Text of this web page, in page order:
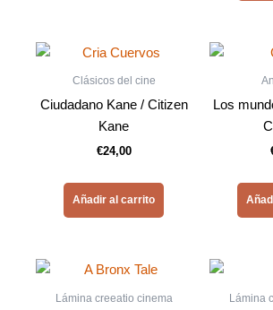
Clásicos del cine
Ciudadano Kane / Citizen
Kane
€24,00
Añadir al carrito
Los
Lámina creeatio cinema Lámina